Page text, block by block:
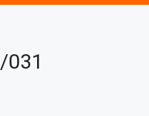
031